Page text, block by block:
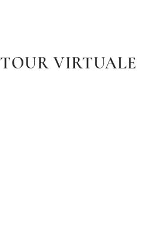
TOUR VIRTUALE